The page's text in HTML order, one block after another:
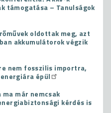
támogatása – Tanulságok
oldottak meg, azt
akkumulátorok végzik
nem fosszilis importra,
épül
már nemcsak
kérdés is